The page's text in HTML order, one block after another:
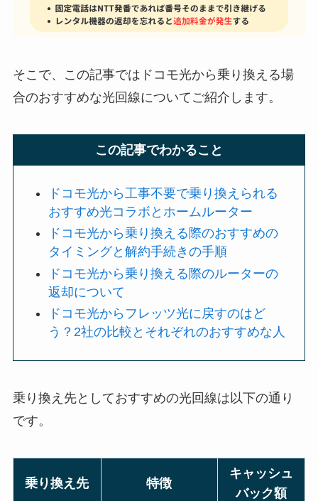
そこで、この記事ではドコモ光から乗り換える場
合のおすすめな光回線についてご紹介します。
この記事でわかること
ドコモ光から工事不要で乗り換えられる
おすすめ光コラボとホームルーター
ドコモ光から乗り換える際のおすすめの
タイミングと解約手続きの手順
ドコモ光から乗り換える際のルーターの
返却について
ドコモ光からフレッツ光に戻すのはど
う？2社の比較とそれぞれのおすすめな人
乗り換え先としておすすめの光回線は以下の通り
です。
乗り換え先 特徴
キャッシュ
バック額